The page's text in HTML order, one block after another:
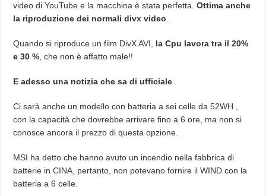
video di YouTube e la macchina è stata perfetta.Ottima anche
la riproduzione dei normali divx video
Quando si riproduce un film DivX AVI, la Cpu lavora tra il 20%
e 30 % , che non è affatto male!!
E adesso una notizia che sa di ufficiale
Ci sarà anche un modello con batteria a sei celle da 52WH ,
con la capacità che dovrebbe arrivare fino a 6 ore, ma non si
conosce ancora il prezzo di questa opzione.
MSI ha detto che hanno avuto un incendio nella fabbrica di
batterie in CINA, pertanto, non potevano fornire il WIND con la
batteria a 6 celle.